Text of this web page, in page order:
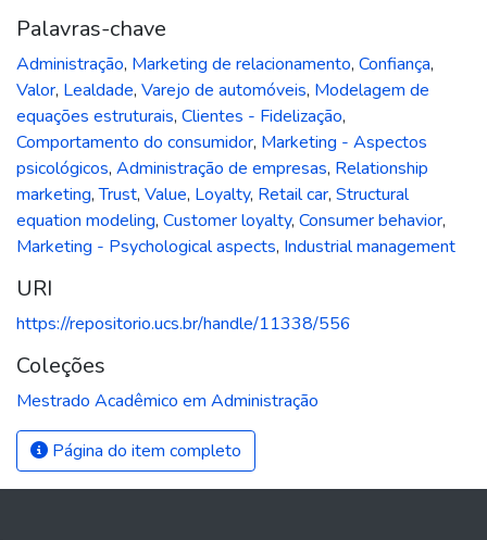
Palavras-chave
Administração, Marketing de relacionamento, Confiança,
Valor, Lealdade, Varejo de automóveis, Modelagem de
equações estruturais, Clientes - Fidelização,
Comportamento do consumidor, Marketing - Aspectos
psicológicos, Administração de empresas, Relationship
marketing,Trust, Value, Loyalty, Retail car, Structural
equation modeling, Customer loyalty, Consumer behavior,
Marketing - Psychological aspects, Industrial management
URI
https://repositorio.ucs.br/handle/11338/556
Coleções
Mestrado Acadêmico em Administração
Página do item completo